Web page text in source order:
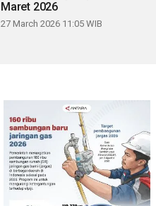
Maret 2026
27 March 2026 11:05 WIB